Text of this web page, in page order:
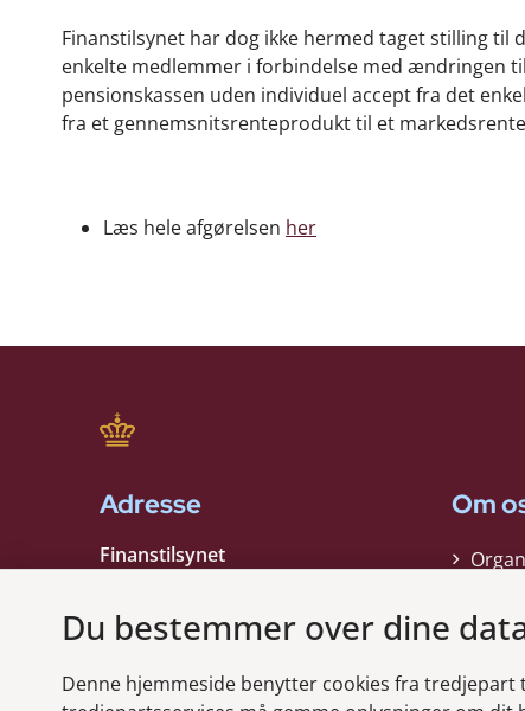
Finanstilsynet har dog ikke hermed taget stilling til
enkelte medlemmer i forbindelse med ændringen
pensionskassen uden individuel accept fra det
fra et gennemsnitsrenteprodukt til et
Læs hele afgørelsen her
Adresse
Finanstilsynet
1401 København K
CVR nummer:10598184
Om
Du bestemmer over dine
Denne hjemmeside benytter cookies fra